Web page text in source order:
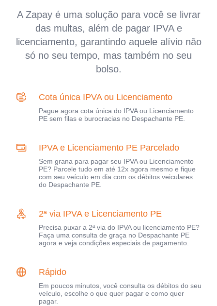
A Zapay é uma solução para você se livrar
das multas, além de pagar IPVA e
licenciamento, garantindo aquele alívio não
só no seu tempo, mas também no seu
bolso.
Cota única IPVA ou Licenciamento
Pague agora cota única do IPVA ou Licenciamento
PE sem filas e burocracias no Despachante PE.
IPVA e Licenciamento PE Parcelado
Sem grana para pagar seu IPVA ou Licenciamento
PE? Parcele tudo em até 12x agora mesmo e fique
com seu veículo em dia com os débitos veiculares
do Despachante PE.
2ª via IPVA e Licenciamento PE
Precisa puxar a 2ª via do IPVA ou licenciamento PE?
Faça uma consulta de graça no Despachante PE
agora e veja condições especiais de pagamento.
Rápido
Em poucos minutos, você consulta os débitos do seu
veículo, escolhe o que quer pagar e como quer
pagar.